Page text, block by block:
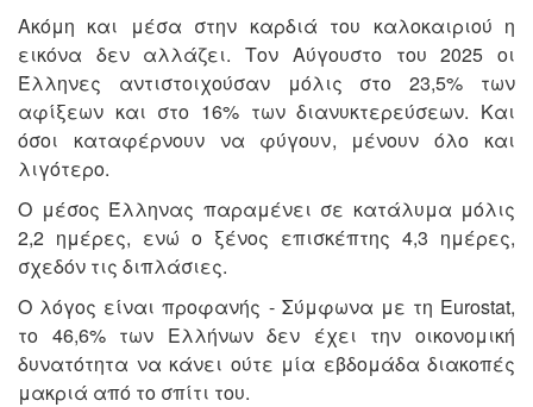
Ακόμη και μέσα στην καρδιά του καλοκαιριού η
εικόνα δεν αλλάζει. Τον Αύγουστο του 2025 οι
Έλληνες αντιστοιχούσαν μόλις στο 23,5% των
αφίξεων και στο 16% των διανυκτερεύσεων. Και
όσοι καταφέρνουν να φύγουν, μένουν όλο και
λιγότερο.
Ο μέσος Έλληνας παραμένει σε κατάλυμα μόλις
2,2 ημέρες, ενώ ο ξένος επισκέπτης 4,3 ημέρες,
σχεδόν τις διπλάσιες.
Ο λόγος είναι προφανής - Σύμφωνα με τη Eurostat,
το 46,6% των Ελλήνων δεν έχει την οικονομική
δυνατότητα να κάνει ούτε μία εβδομάδα διακοπές
μακριά από το σπίτι του.